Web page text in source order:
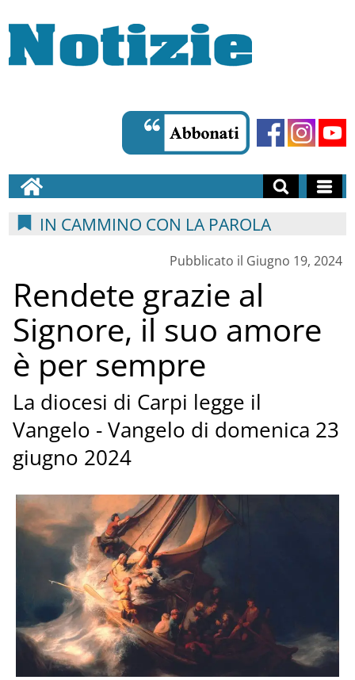
IN CAMMINO CON LA PAROLA
Pubblicato il Giugno 19, 2024
Rendete grazie al
Signore, il suo amore
è per sempre
La diocesi di Carpi legge il
Vangelo - Vangelo di domenica 23
giugno 2024